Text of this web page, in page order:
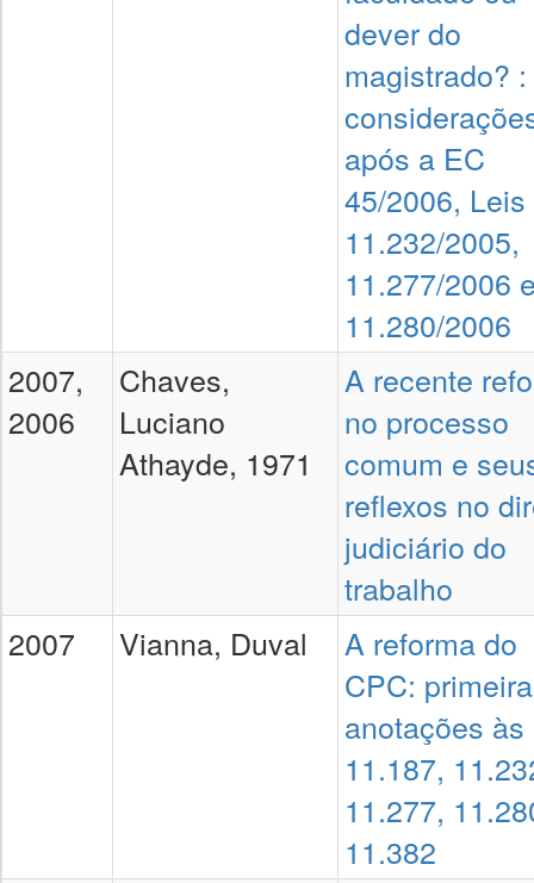
dever do
magistrado? :
após a EC
45/2006, Leis
11.232/2005,
11.277/2006
11.280/2006
2007,
2006
Chaves,
Luciano
Athayde, 1971
A recente
no processo
comum e
reflexos no
judiciário do
trabalho
2007
Vianna, Duval
A reforma do
CPC:
anotações
11.187,
11.277,
11.382